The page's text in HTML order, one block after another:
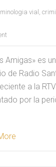
vial ,
Amigas» es
de Radio
a la
por la